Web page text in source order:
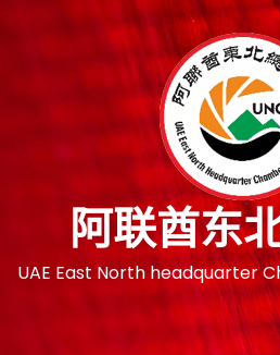
阿联酋东
UAE East North headquarter